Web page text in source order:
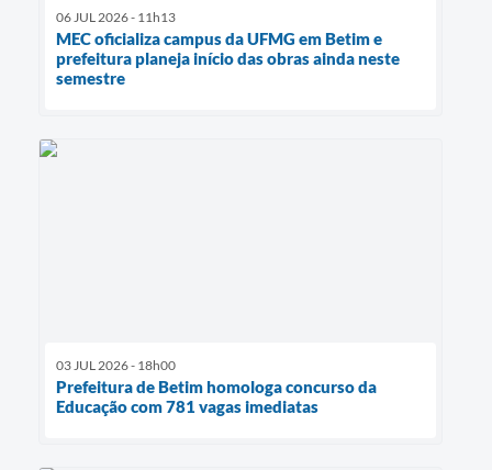
06 JUL 2026 - 11h13
MEC oficializa campus da UFMG em Betim e
prefeitura planeja início das obras ainda neste
semestre
03 JUL 2026 - 18h00
Prefeitura de Betim homologa concurso da
Educação com 781 vagas imediatas